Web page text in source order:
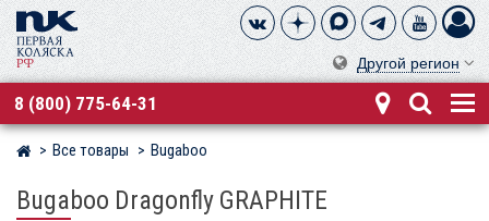
Другой регион
8 (800) 775-64-31
Магазин детских колясок
Все товары Bugaboo
Bugaboo Dragonfly GRAPHITE